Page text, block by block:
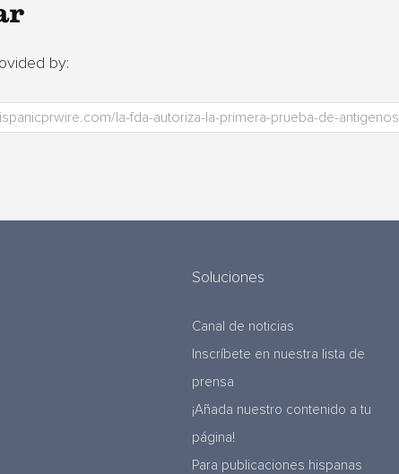
by:
Soluciones
Canal de noticias
Inscríbete en nuestra lista de
prensa
¡Añada nuestro contenido a tu
página!
Para publicaciones hispanas